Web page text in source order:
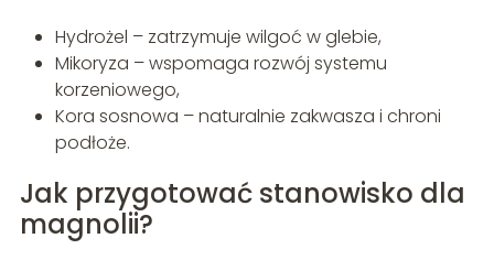
Hydrożel – zatrzymuje wilgoć w glebie,
Mikoryza – wspomaga rozwój systemu
korzeniowego,
Kora sosnowa – naturalnie zakwasza i chroni
podłoże.
Jak przygotować stanowisko dla
magnolii?